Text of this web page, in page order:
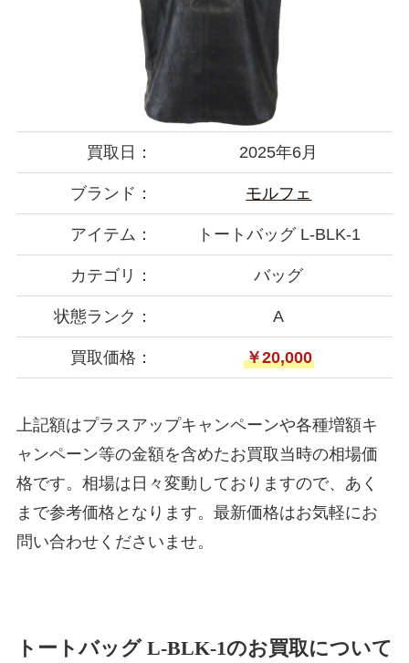
買取日： 2025年6月
ブランド： モルフェ
アイテム： トートバッグ L-BLK-1
カテゴリ： バッグ
状態ランク： A
買取価格： ￥20,000
上記額はプラスアップキャンペーンや各種増額キ
ャンペーン等の金額を含めたお買取当時の相場価
格です。相場は日々変動しておりますので、あく
まで参考価格となります。最新価格はお気軽にお
問い合わせくださいませ。
トートバッグ L-BLK-1のお買取について